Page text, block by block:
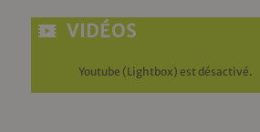
VIDÉOS
Youtube (Lightbox) est désactivé.